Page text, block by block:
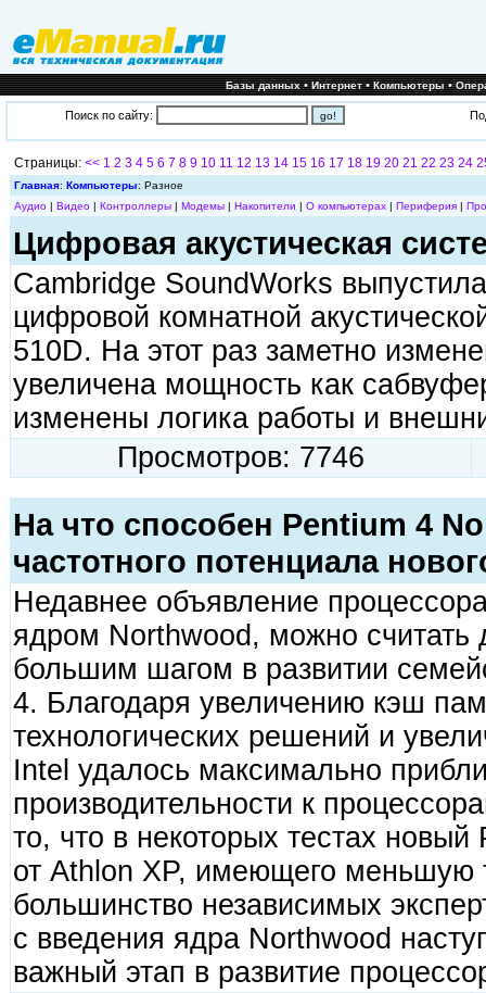
Базы данных•Интернет•Компьютеры•
Поиск по сайту:
Страницы: << 1 2 3 4 5 6 7 8 9 10 11 12 13 14 15 16 17 18 19 20 21 22 23 24
Главная: Компьютеры: Разное
Аудио| Видео| Контроллеры| Модемы| Накопители | О компьютерах| Периферия|
Цифровая акустическая
Cambridge SoundWorks
цифровой комнатной
510D. На этот раз заметно
увеличена мощность как
изменены логика работы и
Просмотров: 7746
На что способен Pentium 4
частотного потенциала
Недавнее объявление
ядром Northwood, можно считать
большим шагом в развитии
4. Благодаря увеличению кэш
технологических решений и
Intel удалось максимально
производительности к
то, что в некоторых тестах
от Athlon XP, имеющего меньшую
большинство независимых
с введения ядра Northwood
важный этап в развитие